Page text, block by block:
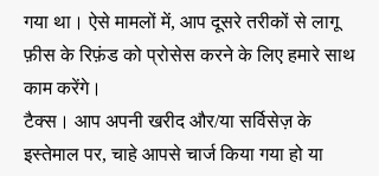
गया था। ऐसे मामलों में, आप दूसरे तरीकों से लागू
फ़ीस के रिफ़ंड को प्रोसेस करने के लिए हमारे साथ
काम करेंगे।
टैक्स। आप अपनी खरीद और/या सर्विसेज़ के
इस्तेमाल पर, चाहे आपसे चार्ज किया गया हो या